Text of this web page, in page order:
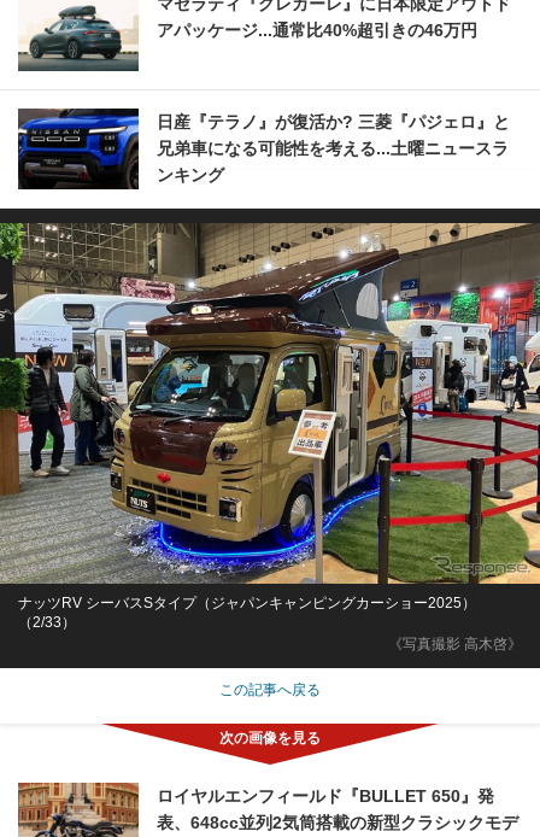
マセラティ『グレカーレ』に日本限定アウトド
アパッケージ...通常比40%超引きの46万円
日産『テラノ』が復活か? 三菱『パジェロ』と
兄弟車になる可能性を考える...土曜ニュースラ
ンキング
《写真撮影 高木啓》
ナッツRV シーバスSタイプ（ジャパンキャンピングカーショー2025）
（2/33）
この記事へ戻る
ロイヤルエンフィールド『BULLET 650』発
表、648cc並列2気筒搭載の新型クラシックモデ